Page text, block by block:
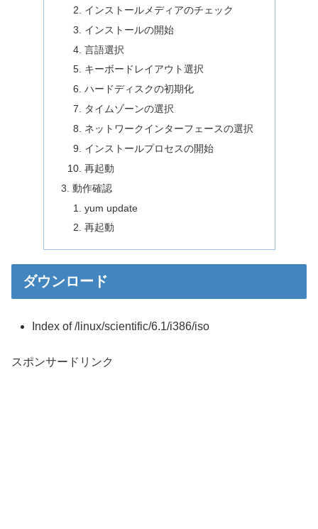
インストールメディアのチェック
インストールの開始
言語選択
キーボードレイアウト選択
ハードディスクの初期化
タイムゾーンの選択
ネットワークインターフェースの選択
インストールプロセスの開始
再起動
動作確認
yum update
再起動
ダウンロード
Index of /linux/scientific/6.1/i386/iso
スポンサードリンク